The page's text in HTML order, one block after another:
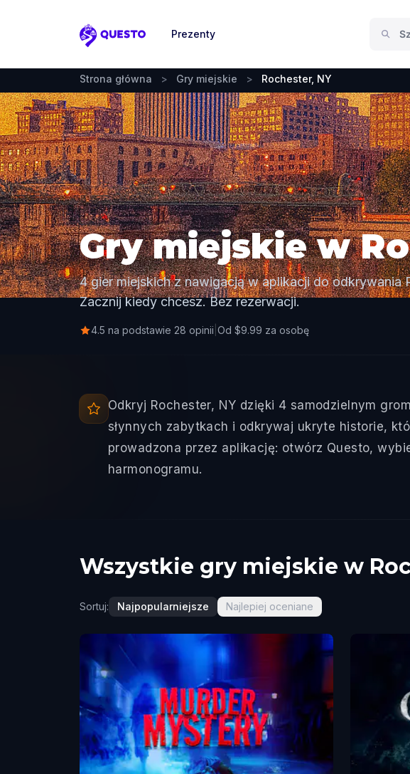
Questo
Prezenty
Strona główna > Gry miejskie > Rochester, NY
Gry miejskie w
4 gier miejskich z nawigacją w aplikacji do odkrywania
Zacznij kiedy chcesz. Bez rezerwacji.
4.5 na podstawie 28 opinii Od $9.99 za osobę
Odkryj Rochester, NY dzięki 4 samodzielnym
słynnych zabytkach i odkrywaj ukryte historie,
prowadzona przez aplikację: otwórz Questo,
harmonogramu.
Wszystkie gry miejskie w
Sortuj: Najpopularniejsze Najlepiej oceniane